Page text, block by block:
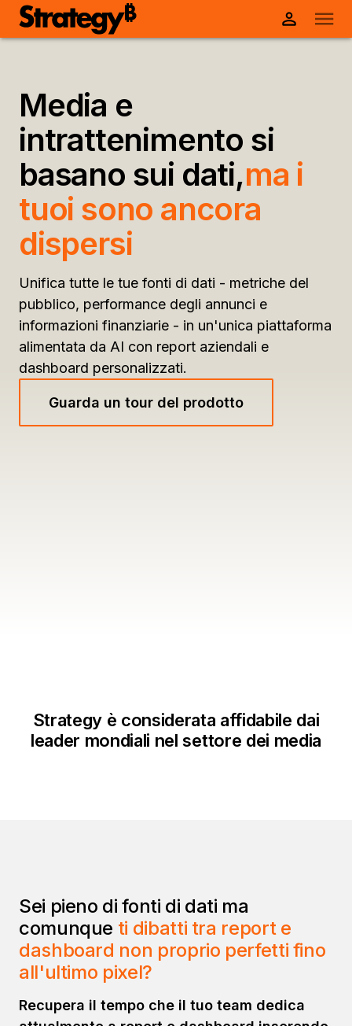
Media e
intrattenimento si
basano sui dati,ma i
tuoi sono ancora
dispersi
Unifica tutte le tue fonti di dati - metriche del
pubblico, performance degli annunci e
informazioni finanziarie - in un'unica piattaforma
alimentata da AI con report aziendali e
dashboard personalizzati.
Guarda un tour del prodotto
Strategy è considerata affidabile dai
leader mondiali nel settore dei media
Sei pieno di fonti di dati ma
comunque ti dibatti tra report e
dashboard non proprio perfetti fino
all'ultimo pixel?
Recupera il tempo che il tuo team dedica